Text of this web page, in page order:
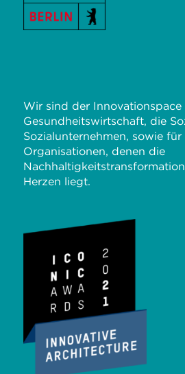
Wir sind der
Gesundheitswirtschaft, die
Sozialunternehmen, sowie für
Organisationen, denen die
Herzen liegt.